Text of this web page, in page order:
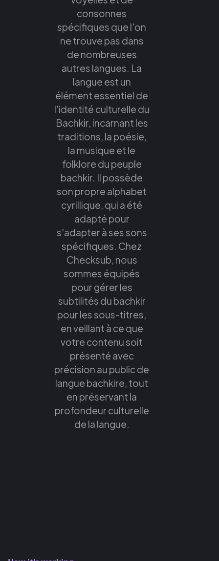
consonnes
spécifiques que l'on
ne trouve pas dans
de nombreuses
autres langues. La
langue est un
élément essentiel de
l'identité culturelle du
Bachkir, incarnant les
traditions, la poésie,
la musique et le
folklore du peuple
bachkir. Il possède
son propre alphabet
cyrillique, qui a été
adapté pour
s'adapter à ses sons
spécifiques. Chez
Checksub, nous
sommes équipés
pour gérer les
subtilités du bachkir
pour les sous-titres,
en veillant à ce que
votre contenu soit
présenté avec
précision au public de
langue bachkire, tout
en préservant la
profondeur culturelle
de la langue.